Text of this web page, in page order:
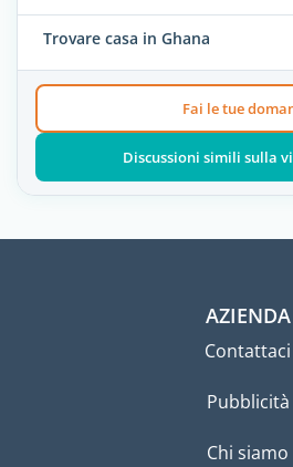
Trovare casa in Ghana
Fai le tue
Discussioni simili sulla
AZIENDA
Contattaci
Pubblicità
Chi siamo